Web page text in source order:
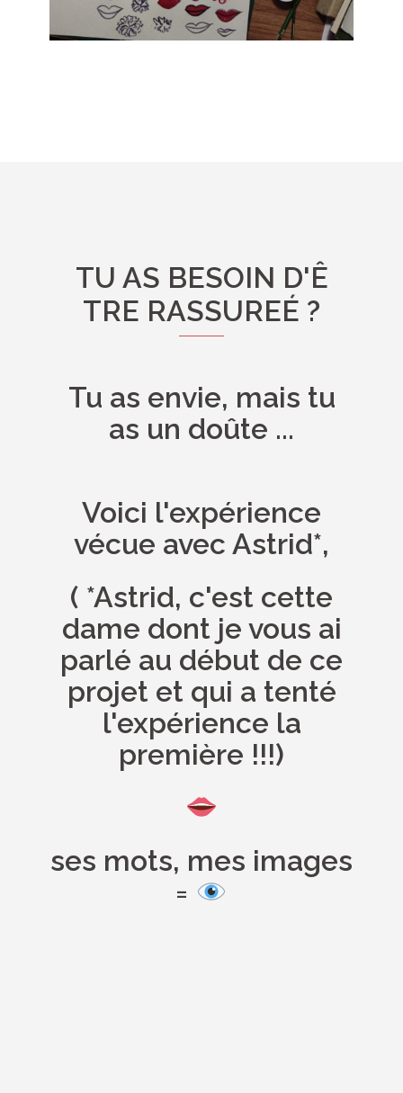
TU AS BESOIN D'Ê
TRE RASSUREÉ ?
Tu as envie, mais tu
as un doûte ...
Voici l'expérience
vécue avec Astrid*,
( *Astrid, c'est cette
dame dont je vous ai
parlé au début de ce
projet et qui a tenté
l'expérience la
première !!!)
ses mots, mes images
=